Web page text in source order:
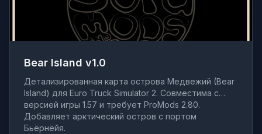
Bear Island v1.0
Детализированная карта острова Медвежий (Bear
Island) для Euro Truck Simulator 2. Совместима с
версией игры 1.57 и требует ProMods 2.80.
Добавляет арктический остров с портом
Бьёрнёйя.